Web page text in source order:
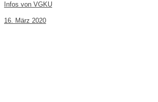
Infos von VGKU
16. März 2020